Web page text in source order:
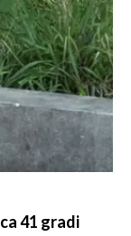
41 gradi